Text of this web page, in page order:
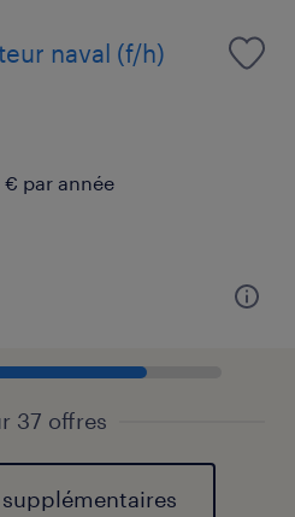
naval (f/h)
par année
37 offres